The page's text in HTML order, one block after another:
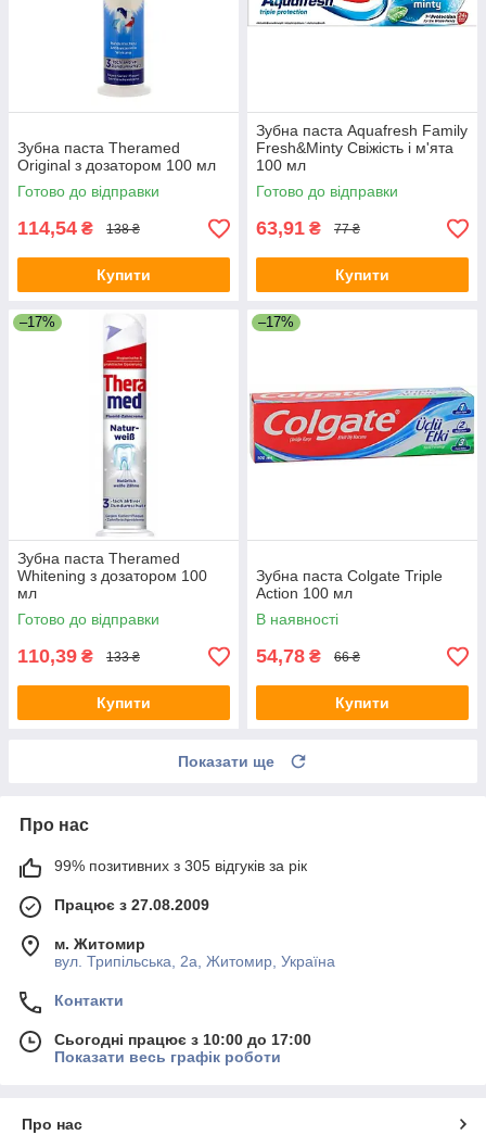
Зубна паста Theramed
Original з дозатором 100 мл
Готово до відправки
114,54 ₴ 138 ₴
Купити
Зубна паста Aquafresh Family
Fresh&Minty Свіжість і м'ята
100 мл
Готово до відправки
63,91 ₴ 77 ₴
Купити
–17%
Зубна паста Theramed
Whitening з дозатором 100
мл
Готово до відправки
110,39 ₴ 133 ₴
Купити
–17%
Зубна паста Colgate Triple
Action 100 мл
В наявності
54,78 ₴ 66 ₴
Купити
Показати ще
Про нас
99% позитивних з 305 відгуків за рік
Працює з 27.08.2009
м. Житомир
вул. Трипільська, 2а, Житомир, Україна
Контакти
Сьогодні працює з 10:00 до 17:00
Показати весь графік роботи
Про нас